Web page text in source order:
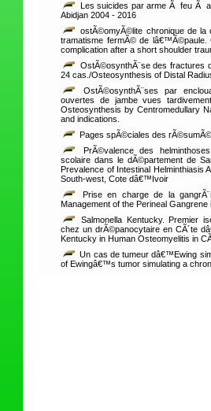
Les suicides par arme Ã feu Ã
Abidjan 2004 - 2016
ostÃ©omyÃ©lite chronique de la
tramatisme fermÃ© de lâ€™Ã©paule.
complication after a short shoulder
OstÃ©osynthÃ¨se des fractures
24 cas./Osteosynthesis of Distal
OstÃ©osynthÃ¨ses par
ouvertes de jambe vues
Osteosynthesis by Centromedullary
and indications.
Pages spÃ©ciales des
PrÃ©valence des
scolaire dans le dÃ©partement de
Prevalence of Intestinal Helminthiasis
South-west, Cote dâ€™Ivoir
Prise en charge de la
Management of the Perineal
Salmonella Kentucky. Premier
chez un drÃ©panocytaire en CÃ´te
Kentucky in Human Osteomyelitis in
Un cas de tumeur dâ€™Ewing
of Ewingâ€™s tumor simulating a